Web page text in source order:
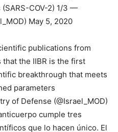
COV-2) 1/3 —
May 5, 2020
publications from
the IIBR is the first
breakthrough that meets
parameters
of Defense (@Israel_MOD)
cumple tres
que lo hacen único. El